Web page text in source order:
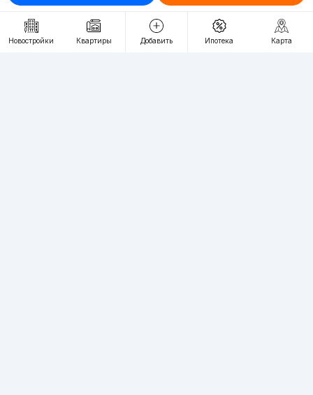
Новостройки Квартиры Добавить Ипотека Карта
RU UZ